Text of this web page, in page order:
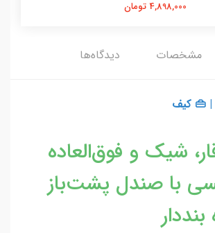
4,898,000 تومان
مشخصات دیدگاه‌ها
| 👜 کیف
شیک و فوق‌العاده
با صندل پشت‌باز